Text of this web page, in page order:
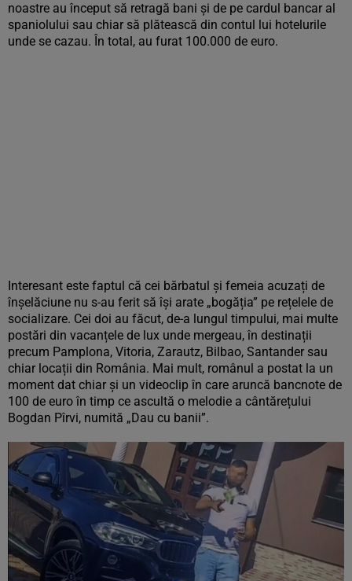
noastre au început să retragă bani și de pe cardul bancar al
spaniolului sau chiar să plătească din contul lui hotelurile
unde se cazau. În total, au furat 100.000 de euro.
Interesant este faptul că cei bărbatul și femeia acuzați de
înșelăciune nu s-au ferit să își arate „bogăția” pe rețelele de
socializare. Cei doi au făcut, de-a lungul timpului, mai multe
postări din vacanțele de lux unde mergeau, în destinații
precum Pamplona, Vitoria, Zarautz, Bilbao, Santander sau
chiar locații din România. Mai mult, românul a postat la un
moment dat chiar și un videoclip în care aruncă bancnote de
100 de euro în timp ce ascultă o melodie a cântărețului
Bogdan Pîrvi, numită „Dau cu banii”.